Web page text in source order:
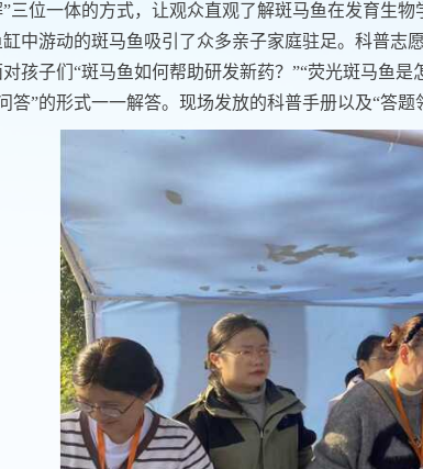
三位一体的方式，让观众直观了解斑马鱼在发育生
中游动的斑马鱼吸引了众多亲子家庭驻足。科普志
孩子们“斑马鱼如何帮助研发新药？”“荧光斑马鱼
答”的形式一一解答。现场发放的科普手册以及“答题